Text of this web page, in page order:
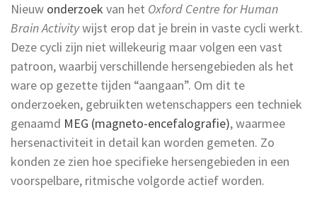
Nieuw onderzoek van het Oxford Centre for Human
Brain Activitywijst erop dat je brein in vaste cycli werkt.
Deze cycli zijn niet willekeurig maar volgen een vast
patroon, waarbij verschillende hersengebieden als het
ware op gezette tijden “aangaan”. Om dit te
onderzoeken, gebruikten wetenschappers een techniek
genaamd MEG (magneto-encefalografie), waarmee
hersenactiviteit in detail kan worden gemeten. Zo
konden ze zien hoe specifieke hersengebieden in een
voorspelbare, ritmische volgorde actief worden.